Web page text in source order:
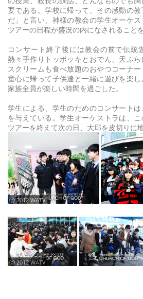
要である。学校に帰って、その感動の
だ」と言い、神様の教会の学生オーケ
ツアーの日程が盛況の内になされること
コンサート終了後には教会の前で伝統
熱々手作りトッポッキとおでん、天ぷ
スクリームも食べ放題のおやつコーナ
童心に帰って子供達と一緒に遊びを楽
家族全員が楽しい時間を過ごした。
学生による、学生のためのコンサート
を与えている。学生オーケストラは、
ツアーを終えて次の日、大邱を皮切りに
ⓒ 2012 WATV
ⓒ 2012 WATV